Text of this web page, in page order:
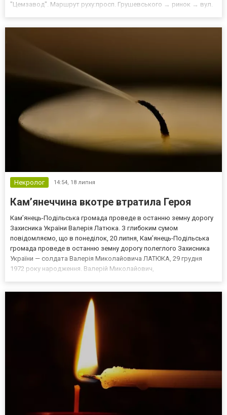
"Цемзавод". Маршрут руху:просп. Грушевського → ринок → вул.
Некролог 14:54, 18 липня
Кам’янеччина вкотре втратила Героя
Кам’янець-Подільська громада проведе в останню земну дорогу
Захисника України Валерія Латюка. З глибоким сумом
повідомляємо, що в понеділок, 20 липня, Кам’янець-Подільська
громада проведе в останню земну дорогу полеглого Захисника
України — солдата Валерія Миколайовича ЛАТЮКА, 29 грудня
1972 року народження. Валерій Миколайович,